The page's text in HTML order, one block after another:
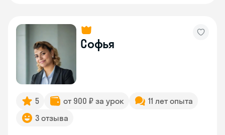
Софья
5 от 900 ₽ за урок
11 лет опыта
3 отзыва